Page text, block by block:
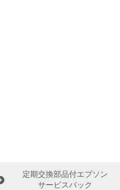
定期交換部品付エプソン
サービスパック